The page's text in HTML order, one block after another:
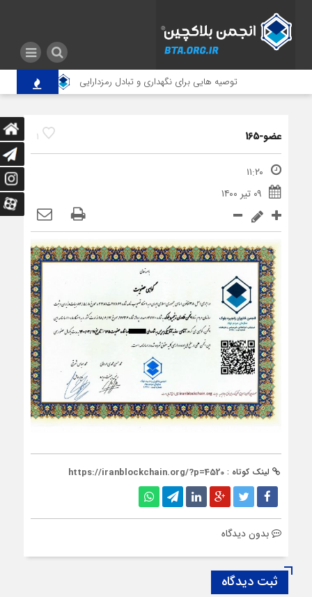
توصیه هایی برای نگهداری و تبادل رمزدارایی برگزاری
1 عضو-165
۱۱:۲۰
۰۹ تیر ۱۴۰۰
لینک کوتاه : https://iranblockchain.org/?p=4520
بدون دیدگاه
ثبت دیدگاه